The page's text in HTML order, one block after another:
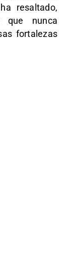
resaltado,
que nunca
fortalezas